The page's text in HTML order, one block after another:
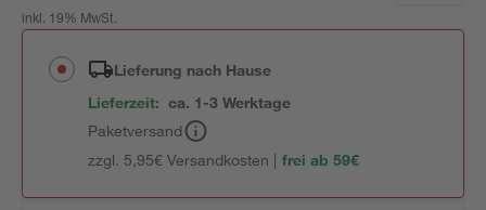
inkl. 19% MwSt.
Lieferung nach Hause
Lieferzeit: ca. 1-3 Werktage
Paketversand
zzgl. 5,95€ Versandkosten | frei ab 59€